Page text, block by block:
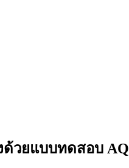
วยแบบทดสอบ AQ